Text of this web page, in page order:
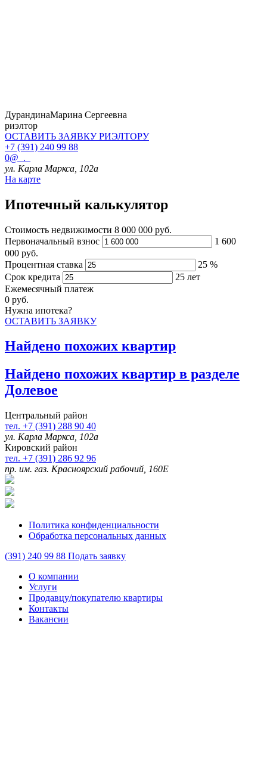
ДурандинаМарина Сергеевна
риэлтор
ОСТАВИТЬ ЗАЯВКУРИЭЛТОРУ
+7 (391) 240 99 88
0@_._
ул. Карла Маркса, 102а
На карте
Ипотечный калькулятор
Стоимость недвижимости 8 000 000 руб.
Первоначальный взнос
1 600
000 руб.
Процентная ставка
25 %
Срок кредита
25 лет
Ежемесячный платеж
0 руб.
Нужна ипотека?
ОСТАВИТЬ ЗАЯВКУ
Найдено похожих квартир
Найдено похожих квартир в разделе
Долевое
Центральный район
тел. +7 (391) 288 90 40
ул. Карла Маркса, 102а
Кировский район
тел. +7 (391) 286 92 96
пр. им. газ. Красноярский рабочий, 160Е
Политика конфиденциальности
Обработка персональных данных
(391) 240 99 88 Подать заявку
О компании
Услуги
Продавцу/покупателю квартиры
Контакты
Вакансии